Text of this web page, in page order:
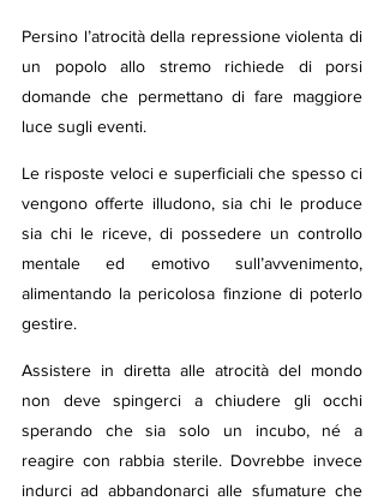
Persino l’atrocità della repressione violenta di
un popolo allo stremo richiede di porsi
domande che permettano di fare maggiore
luce sugli eventi.
Le risposte veloci e superficiali che spesso ci
vengono offerte illudono, sia chi le produce
sia chi le riceve, di possedere un controllo
mentale ed emotivo sull’avvenimento,
alimentando la pericolosa finzione di poterlo
gestire.
Assistere in diretta alle atrocità del mondo
non deve spingerci a chiudere gli occhi
sperando che sia solo un incubo, né a
reagire con rabbia sterile. Dovrebbe invece
indurci ad abbandonarci alle sfumature che